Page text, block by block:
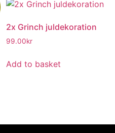
2x Grinch juldekoration
99.00kr
Add to basket